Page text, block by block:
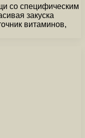
со специфическим
закуска
витаминов,